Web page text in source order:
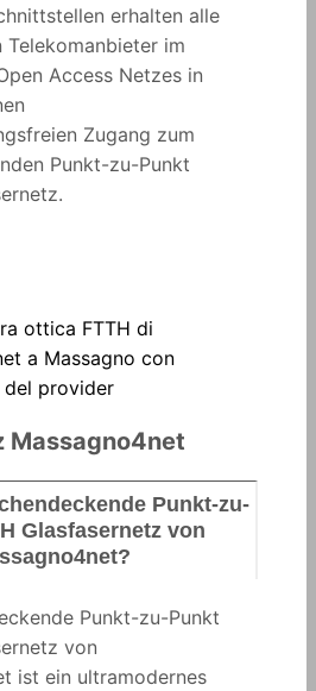
erhalten alle
Telekomanbieter im
Access Netzes in
Zugang zum
Punkt-zu-Punkt
Massagno4net
Punkt-zu-
Glasfasernetz von
Punkt-zu-Punkt
von
ist ein ultramodernes